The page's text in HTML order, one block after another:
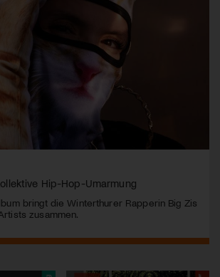
Hip-Hop-Umarmung
bringt die Winterthurer Rapperin Big Zis
zusammen.